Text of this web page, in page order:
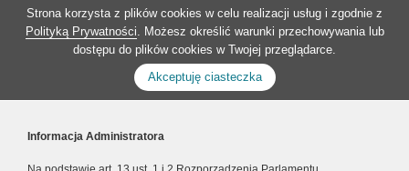
Strona korzysta z plików cookies w celu realizacji usług i zgodnie z
Polityką Prywatności. Możesz określić warunki przechowywania lub
dostępu do plików cookies w Twojej przeglądarce.
Akceptuję ciasteczka
Informacja Administratora